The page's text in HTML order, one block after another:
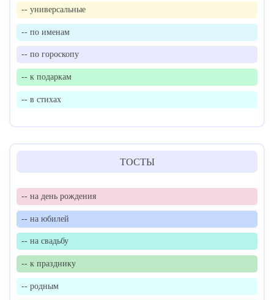
-- универсальные
-- по именам
-- по гороскопу
-- к подаркам
-- в стихах
ТОСТЫ
-- на день рождения
-- на юбилей
-- на свадьбу
-- к празднику
-- родным